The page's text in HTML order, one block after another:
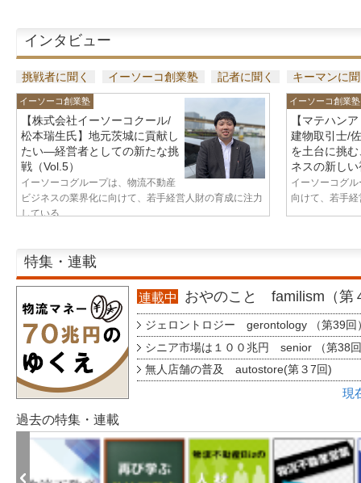
インタビュー
挑戦者に聞く イーソーコ創業塾 記者に聞く キーマンに
イーソーコ創業塾
【株式会社イーソーコクール/
松本瑞生氏】地元茨城に貢献し
たい—経営者としての新たな挑
戦（Vol.5）
イーソーコグループは、物流不動産
ビジネスの業界化に向けて、若手経営人財の育成に注力
している...
イーソーコ創業塾
【マテハン
建物取引士/
を土台に挑
ネスの新し
イーソーコグ
向けて、若手
特集・連載
連載中 おやのこと familism（第
ジェロントロジー gerontology （第39回
シニア市場は１００兆円 senior （第38
無人店舗の普及 autostore(第３7回)
現
過去の特集・連載